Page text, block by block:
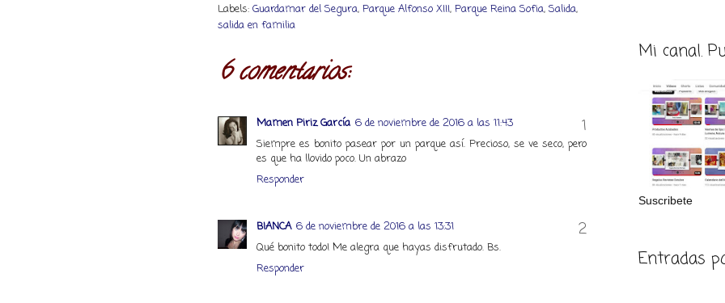
Labels: Guardamar del Segura, Parque Alfonso XIII, Parque Reina Sofia, Salida,
salida en familia
6 comentarios:
Mamen Piriz García 6 de noviembre de 2016 a las 11:43
Siempre es bonito pasear por un parque así. Precioso, se ve seco, pero
es que ha llovido poco. Un abrazo
Responder
BIANCA 6 de noviembre de 2016 a las 13:31
Qué bonito todo! Me alegra que hayas disfrutado. Bs.
Responder
Mi canal.
Suscribete
Entradas